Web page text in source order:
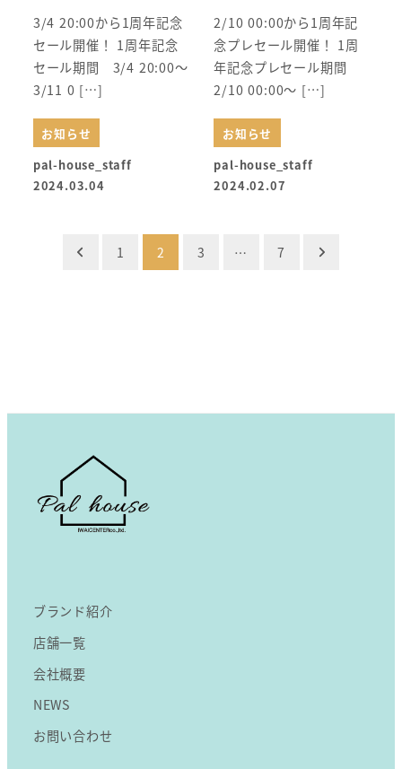
3/4 20:00から1周年記念
セール開催！ 1周年記念
セール期間 3/4 20:00～
3/11 0 […]
pal-house_staff
2024.03.04
お知らせ
2/10 00:00から1周年記
念プレセール開催！ 1周
年記念プレセール期間
2/10 00:00～ […]
pal-house_staff
2024.02.07
お知らせ
り
1 2 3 … 7
ブランド紹介
店舗一覧
会社概要
NEWS
お問い合わせ